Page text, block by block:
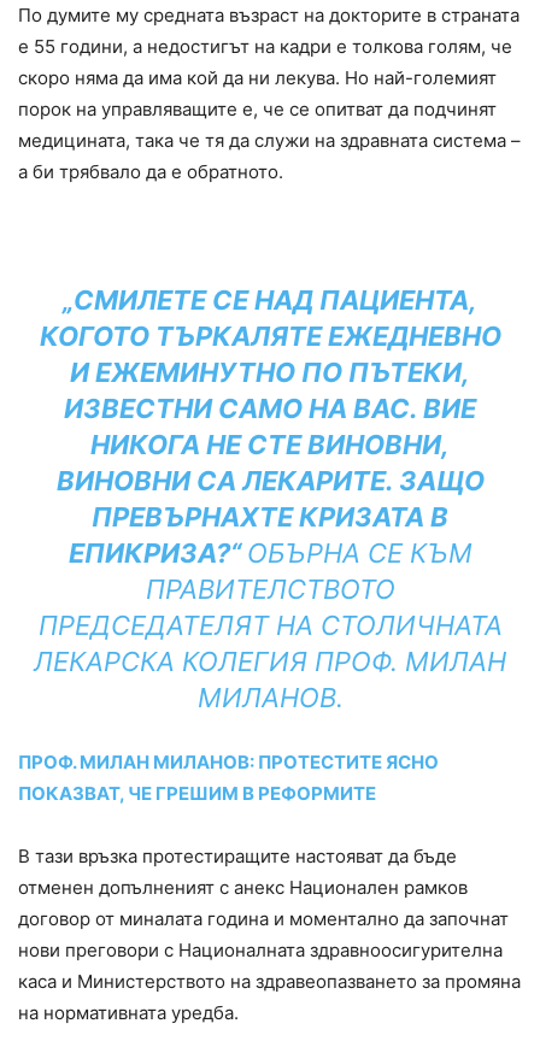
По думите му средната възраст на докторите в страната
е 55 години, а недостигът на кадри е толкова голям, че
скоро няма да има кой да ни лекува. Но най-големият
порок на управляващите е, че се опитват да подчинят
медицината, така че тя да служи на здравната система –
а би трябвало да е обратното.
„СМИЛЕТЕ СЕ НАД ПАЦИЕНТА,
КОГОТО ТЪРКАЛЯТЕ ЕЖЕДНЕВНО
И ЕЖЕМИНУТНО ПО ПЪТЕКИ,
ИЗВЕСТНИ САМО НА ВАС. ВИЕ
НИКОГА НЕ СТЕ ВИНОВНИ,
ВИНОВНИ СА ЛЕКАРИТЕ. ЗАЩО
ПРЕВЪРНАХТЕ КРИЗАТА В
ЕПИКРИЗА?“ОБЪРНА СЕ КЪМ
ПРАВИТЕЛСТВОТО
ПРЕДСЕДАТЕЛЯТ НА СТОЛИЧНАТА
ЛЕКАРСКА КОЛЕГИЯ ПРОФ. МИЛАН
МИЛАНОВ.
ПРОФ. МИЛАН МИЛАНОВ: ПРОТЕСТИТЕ ЯСНО
ПОКАЗВАТ, ЧЕ ГРЕШИМ В РЕФОРМИТЕ
В тази връзка протестиращите настояват да бъде
отменен допълненият с анекс Национален рамков
договор от миналата година и моментално да започнат
нови преговори с Националната здравноосигурителна
каса и Министерството на здравеопазването за промяна
на нормативната уредба.